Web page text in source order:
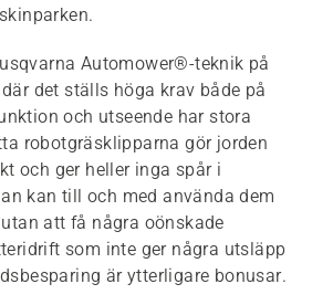
Automower®-teknik på
det ställs höga krav både på
och utseende har stora
robotgräsklipparna gör jorden
och ger heller inga spår i
kan till och med använda dem
att få några oönskade
som inte ger några utsläpp
är ytterligare bonusar.